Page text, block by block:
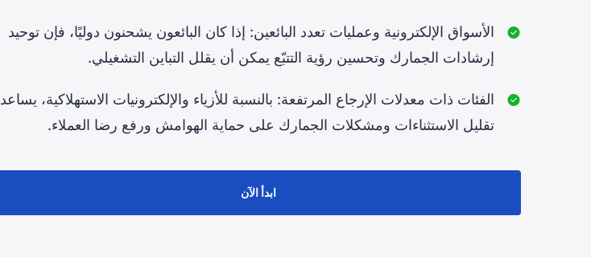
الأسواق الإلكترونية وعمليات تعدد البائعين: إذا كان البائعون يشحنون دوليًا، فإن توحيد
إرشادات الجمارك وتحسين رؤية التتبّع يمكن أن يقلل التباين التشغيلي.
الفئات ذات معدلات الإرجاع المرتفعة: بالنسبة للأزياء والإلكترونيات الاستهلاكية، يساعد
تقليل الاستثناءات ومشكلات الجمارك على حماية الهوامش ورفع رضا العملاء.
ابدأ الآن